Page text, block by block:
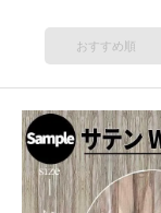
おすすめ順